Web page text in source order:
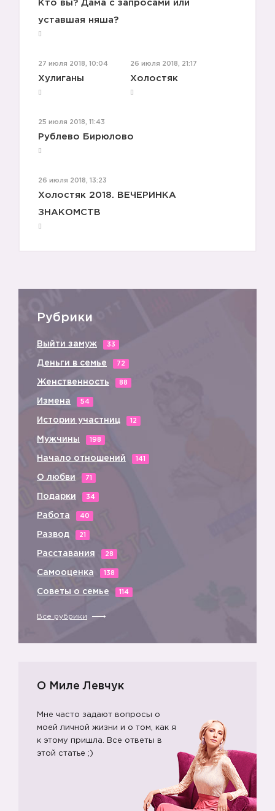
8️⃣
1️⃣
Кто вы? Дама с запросами или
уставшая няша?
27 июля 2018, 10:04
Хулиганы
26 июля 2018, 21:17
Холостяк
25 июля 2018, 11:43
Рублево Бирюлово
26 июля 2018, 13:23
Холостяк 2018. ВЕЧЕРИНКА
ЗНАКОМСТВ
Рубрики
Выйти замуж 33
Деньги в семье 72
Женственность 88
Измена 54
Истории участниц 12
Мужчины 198
Начало отношений 141
О любви 71
Подарки 34
Работа 40
Развод 21
Расставания 28
Самооценка 138
Советы о семье 114
Все рубрики
О Миле Левчук
Мне часто задают вопросы о
моей личной жизни и о том, как я
к этому пришла. Все ответы в
этой статье ;)